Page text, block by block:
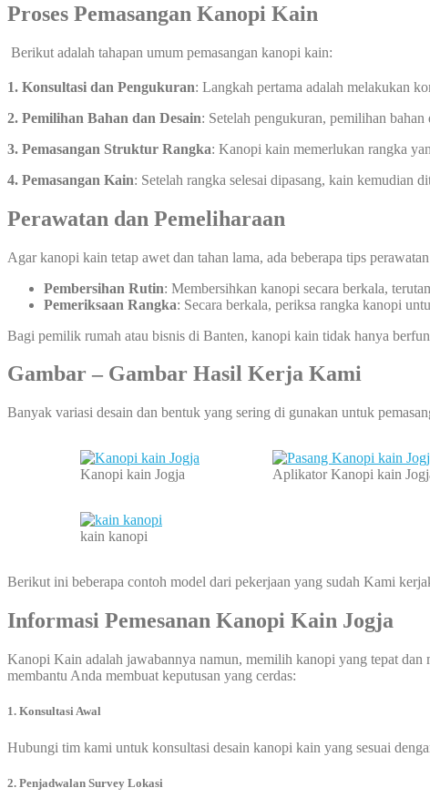
Proses Pemasangan Kanopi Kain
Berikut adalah tahapan umum pemasangan kanopi kain:
1. Konsultasi dan Pengukuran: Langkah pertama adalah melakukan
2. Pemilihan Bahan dan Desain: Setelah pengukuran, pemilihan
3. Pemasangan Struktur Rangka: Kanopi kain memerlukan rangka
4. Pemasangan Kain: Setelah rangka selesai dipasang, kain kemudian
Perawatan dan Pemeliharaan
Agar kanopi kain tetap awet dan tahan lama, ada beberapa tips
Pembersihan Rutin: Membersihkan kanopi secara berkala,
Pemeriksaan Rangka: Secara berkala, periksa rangka kanopi
Bagi pemilik rumah atau bisnis di Banten, kanopi kain tidak hanya
Gambar – Gambar Hasil Kerja Kami
Banyak variasi desain dan bentuk yang sering di gunakan untuk
Kanopi kain Jogja Aplikator Kanopi kain
kain kanopi
Berikut ini beberapa contoh model dari pekerjaan yang sudah Kami
Informasi Pemesanan Kanopi Kain Jogja
Kanopi Kain adalah jawabannya namun, memilih kanopi yang tepat
membantu Anda membuat keputusan yang cerdas:
1. Konsultasi Awal
Hubungi tim kami untuk konsultasi desain kanopi kain yang sesuai
2. Penjadwalan Survey Lokasi